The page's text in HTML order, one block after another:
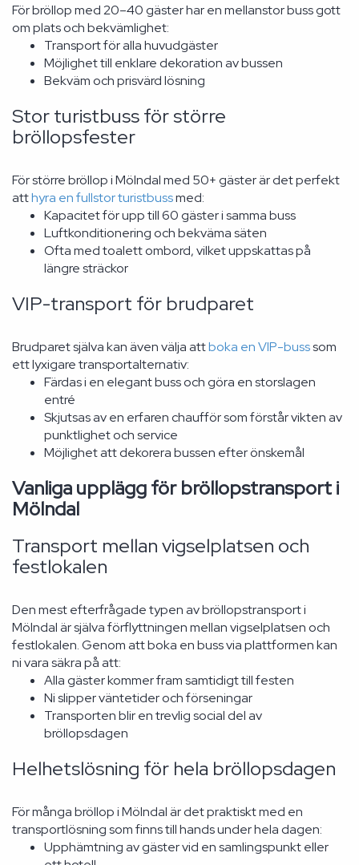
För bröllop med 20–40 gäster har en mellanstor buss gott
om plats och bekvämlighet:
Transport för alla huvudgäster
Möjlighet till enklare dekoration av bussen
Bekväm och prisvärd lösning
Stor turistbuss för större
bröllopsfester
För större bröllop i Mölndal med 50+ gäster är det perfekt
atthyra en fullstor turistbussmed:
Kapacitet för upp till 60 gäster i samma buss
Luftkonditionering och bekväma säten
Ofta med toalett ombord, vilket uppskattas på
längre sträckor
VIP-transport för brudparet
Brudparet själva kan även välja attboka en VIP-busssom
ett lyxigare transportalternativ:
Färdas i en elegant buss och göra en storslagen
entré
Skjutsas av en erfaren chaufför som förstår vikten av
punktlighet och service
Möjlighet att dekorera bussen efter önskemål
Vanliga upplägg för bröllopstransport i
Mölndal
Transport mellan vigselplatsen och
festlokalen
Den mest efterfrågade typen av bröllopstransport i
Mölndal är själva förflyttningen mellan vigselplatsen och
festlokalen. Genom att boka en buss via plattformen kan
ni vara säkra på att:
Alla gäster kommer fram samtidigt till festen
Ni slipper väntetider och förseningar
Transporten blir en trevlig social del av
bröllopsdagen
Helhetslösning för hela bröllopsdagen
För många bröllop i Mölndal är det praktiskt med en
transportlösning som finns till hands under hela dagen:
Upphämtning av gäster vid en samlingspunkt eller